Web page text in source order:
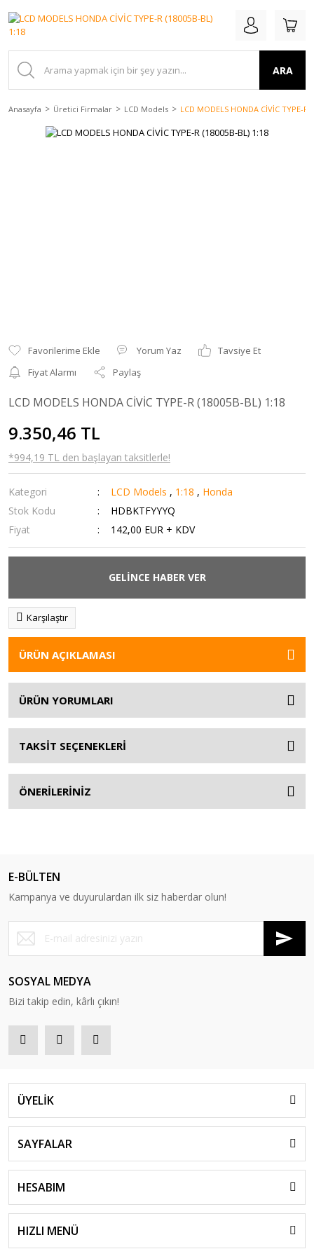
ARA
Anasayfa Üretici Firmalar LCD Models LCD MODELS HONDA CİVİC TYPE-R
Yorum Yaz
Tavsiye Et
Fiyat Alarmı
Paylaş
LCD MODELS HONDA CİVİC TYPE-R (18005B-BL) 1:18
9.350,46 TL
*994,19 TL den başlayan taksitlerle!
Kategori LCD Models , 1:18 , Honda
Stok Kodu
HDBKTFYYYQ
Fiyat
142,00 EUR + KDV
GELİNCE HABER VER
Karşılaştır
ÜRÜN AÇIKLAMASI
ÜRÜN YORUMLARI
TAKSİT SEÇENEKLERİ
ÖNERİLERİNİZ
E-BÜLTEN
Kampanya ve duyurulardan ilk siz haberdar olun!
SOSYAL MEDYA
Bizi takip edin, kârlı çıkın!
ÜYELİK
SAYFALAR
HESABIM
HIZLI MENÜ